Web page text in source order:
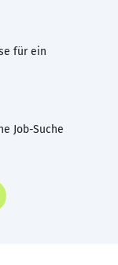
für ein
Job-Suche